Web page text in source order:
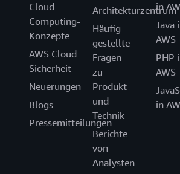
Cloud-
Computing-
Konzepte
AWS Cloud
Sicherheit
Neuerungen
Blogs
Pressemitteilungen
Architekturzentrum
Häufig
gestellte
Fragen
zu
Produkt
und
Technik
Berichte
von
Analysten
in
Java
AWS
PHP
AWS
in